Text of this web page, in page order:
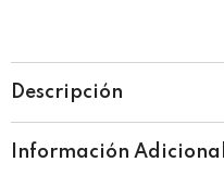
Descripción
Información Adicional